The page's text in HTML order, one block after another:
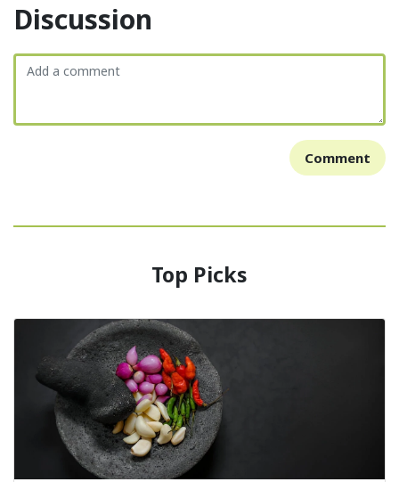
Discussion
Comment
Top Picks